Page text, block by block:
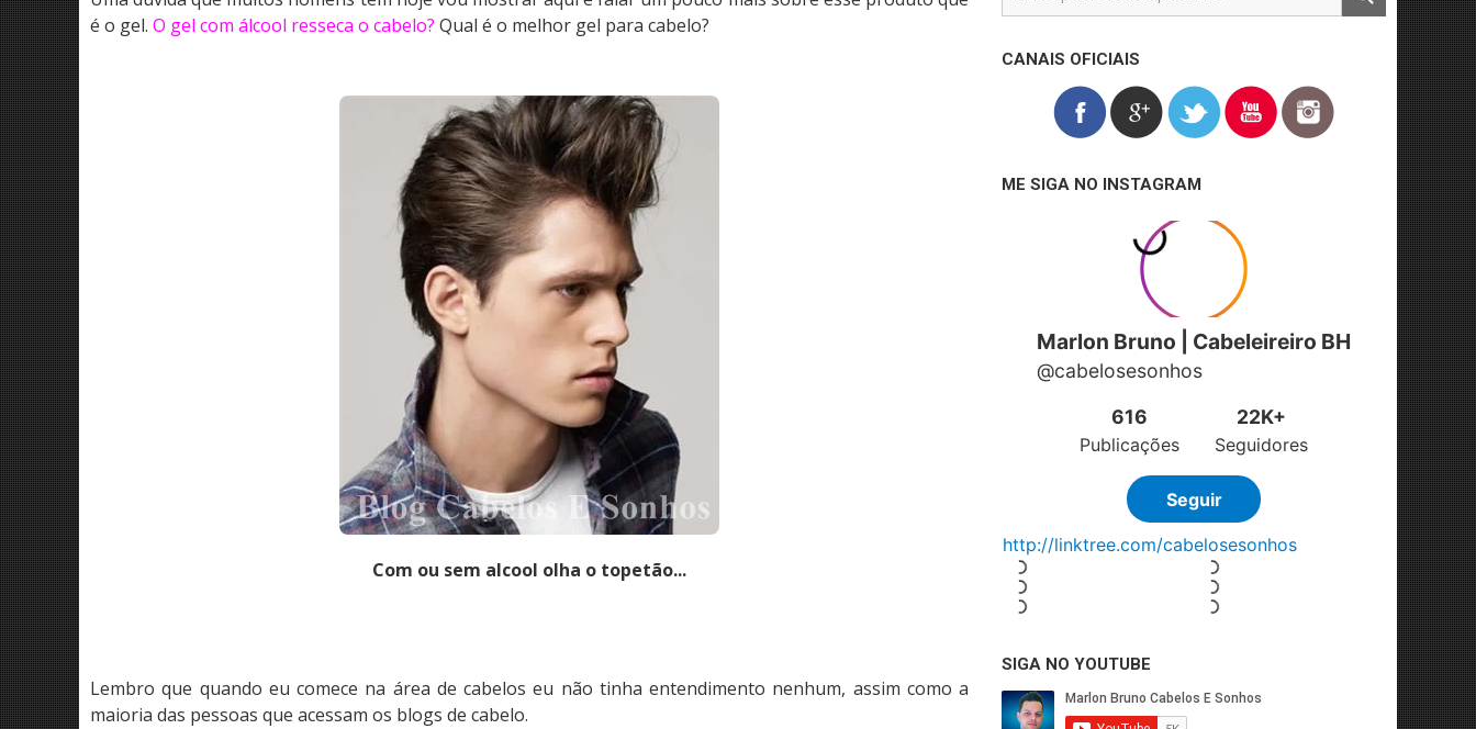
é o gel. O gel com álcool resseca o cabelo? Qual é o melhor gel para cabelo?
Com ou sem alcool olha o topetão...
Lembro que quando eu comece na área de cabelos eu não tinha entendimento nenhum, assim como a
maioria das pessoas que acessam os blogs de cabelo.
CANAIS OFICIAIS
ME SIGA NO INSTAGRAM
SIGA NO YOUTUBE